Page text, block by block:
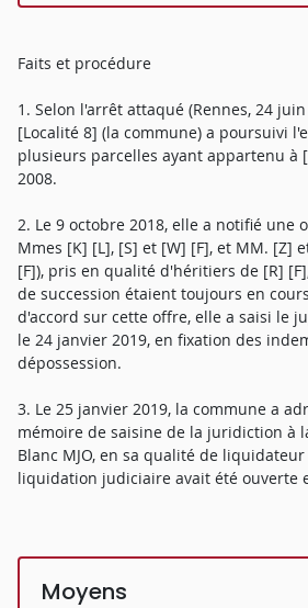
Faits et procédure
1. Selon l'arrêt attaqué (Rennes, 24
[Localité 8] (la commune) a poursuivi
plusieurs parcelles ayant appartenu à
2008.
2. Le 9 octobre 2018, elle a notifié une
Mmes [K] [L], [S] et [W] [F], et MM. [Z]
[F]), pris en qualité d'héritiers de [R]
de succession étaient toujours en
d'accord sur cette offre, elle a saisi le
le 24 janvier 2019, en fixation des
dépossession.
3. Le 25 janvier 2019, la commune a
mémoire de saisine de la juridiction à
Blanc MJO, en sa qualité de
liquidation judiciaire avait été ouverte
Moyens